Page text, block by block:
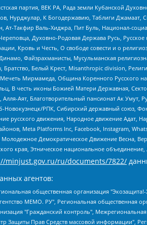
партия, ВЕК РА, Рада земли Кубанской
Нурджулар, К Богодержавию, Таблиги Джамаат,
Ат-Такфир Валь-Хиджра, Пит Буль, Национал-
Духовно-Родовая Держава Русь,
Кровь и Честь, О свободе совести и о
Файзрахманисты, Мусульманская
Братство, Белый Крест, Misanthropic division,
Мирмамеда, Община Коренного Русского
В честь иконы Божией Матери Державная,
Алля-Аят, Благотворительный пансионат Ак Умут,
Новокузнецк/РПК, Сибирский державный союз,
русского движения, Народное движение Адат,
Meta Platforms Inc, Facebook, Instagram,
Демократическое Движение Весна,
края, Этническое национальное
minjust.gov.ru/ru/documents/7822/
агентов:
"АКАДЕМИЯ ПО ПРАВАМ ЧЕЛОВЕКА", Свердловская региональная общественная организация "Сутяжник", Автономная некоммерческая организация "Центр независимых социологических исследований", Союз общественных объединений "Российский исследовательский центр по правам человека", Региональное общественное учреждение научно-информационный центр "МЕМОРИАЛ", Некоммерческая организация "Фонд защиты гласности", Автономная некоммерческая организация "Институт прав человека", Городская общественная организация "Екатеринбургское общество "МЕМОРИАЛ", Городская общественная организация "Рязанское историко-просветительское и правозащитное общество "Мемориал" (Рязанский Мемориал), Челябинский региональный орган общественной самодеятельности – женское общественное объединение "Женщины Евразии", Челябинский региональный орган общественной самодеятельности "Уральская правозащитная группа", Фонд содействия защите здоровья и социальной справедливости имени Андрея Рылькова, Автономная Некоммерческая Организация "Аналитический Центр Юрия Левады", Автономная некоммерческая организация социальной поддержки населения "Проект Апрель", Региональная общественная организация помощи женщинам и детям, находящимся в кризисной ситуации "Информационно-методический центр "Анна", Фонд содействия развитию массовых коммуникаций и правовому просвещению "Так-так-Так", Фонд содействия устойчивому развитию "Серебряная тайга", Свердловский региональный общественный фонд социальных проектов "Новое время", "Idel.Реалии", Кавказ.Реалии, Крым.Реалии, Телеканал Настоящее Время, Татаро-башкирская служба Радио Свобода (Azatliq Radiosi), Радио Свободная Европа/Радио Свобода (PCE/PC), "Сибирь.Реалии", "Фактограф", Благотворительный фонд помощи осужденным и их семьям, Автономная некоммерческая организация "Институт глобализации и социальных движений", Фонд "В защиту прав заключенных", Частное учреждение "Центр поддержки и содействия развитию средств массовой информации", Пензенский региональный общественный благотворительный фонд "Гражданский союз", "Север.Реалии", Некоммерческая организация Фонд "Правовая инициатива", Общество с ограниченной ответственностью "Радио Свободная Европа/Радио